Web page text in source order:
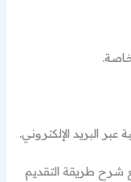
عبر البريد الإلكتروني.
شرح طريقة التقديم